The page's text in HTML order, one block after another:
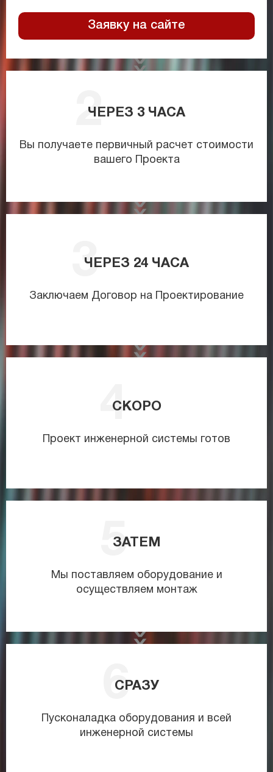
Заявку на сайте
ЧЕРЕЗ 3 ЧАСА
Вы получаете первичный расчет стоимости
вашего Проекта
ЧЕРЕЗ 24 ЧАСА
Заключаем Договор на Проектирование
СКОРО
Проект инженерной системы готов
ЗАТЕМ
Мы поставляем оборудование и
осуществляем монтаж
СРАЗУ
Пусконаладка оборудования и всей
инженерной системы